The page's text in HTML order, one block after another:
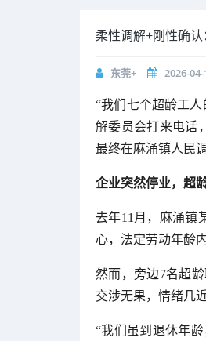
柔性调解+刚性确
东莞+ 2026-
“我们七个超龄工
解委员会打来电话
最终在麻涌镇人民
企业突然停业，超
去年11月，麻涌镇
心，法定劳动年龄
然而，旁边7名超
交涉无果，情绪几
“我们虽到退休年